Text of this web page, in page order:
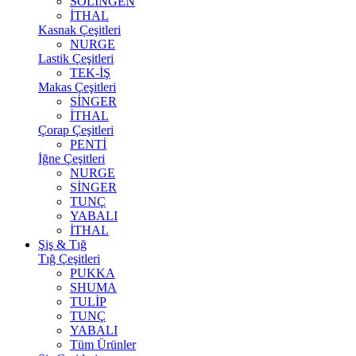
İTHAL
Kasnak Çeşitleri
NURGE
Lastik Çeşitleri
TEK-İŞ
Makas Çeşitleri
SİNGER
İTHAL
Çorap Çeşitleri
PENTİ
İğne Çeşitleri
NURGE
SİNGER
TUNÇ
YABALI
İTHAL
Şiş & Tığ
Tığ Çeşitleri
PUKKA
SHUMA
TULİP
TUNÇ
YABALI
Tüm Ürünler